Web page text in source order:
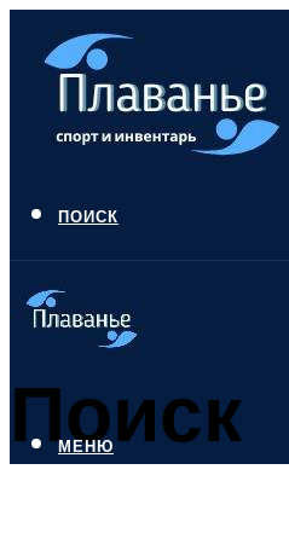
ПОИСК
Поиск
МЕНЮ